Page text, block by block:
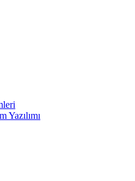
Yazılımı